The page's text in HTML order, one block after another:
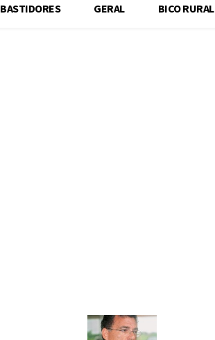
BASTIDORES GERAL BICO RURAL